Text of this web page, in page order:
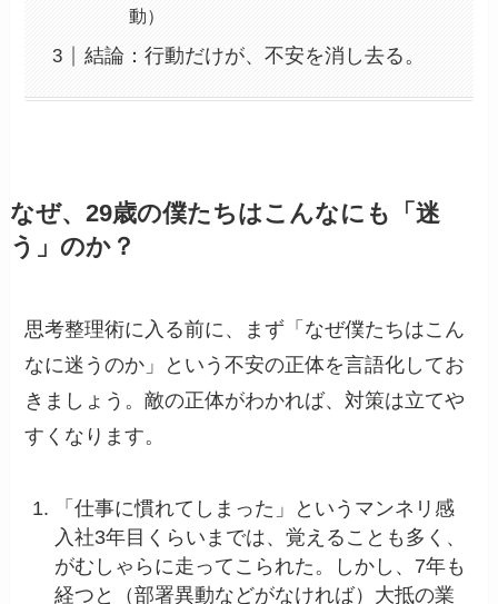
動）
結論：行動だけが、不安を消し去る。
なぜ、29歳の僕たちはこんなにも「迷
う」のか？
思考整理術に入る前に、まず「なぜ僕たちはこん
なに迷うのか」という不安の正体を言語化してお
きましょう。敵の正体がわかれば、対策は立てや
すくなります。
「仕事に慣れてしまった」というマンネリ感
入社3年目くらいまでは、覚えることも多く、
がむしゃらに走ってこられた。しかし、7年も
経つと（部署異動などがなければ）大抵の業